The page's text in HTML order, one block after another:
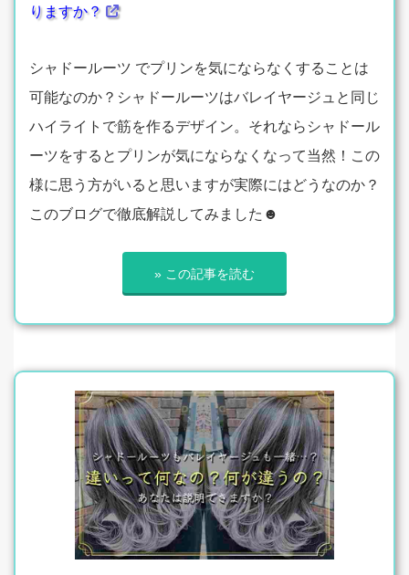
りますか？
シャドールーツ でプリンを気にならなくすることは
可能なのか？シャドールーツはバレイヤージュと同じ
ハイライトで筋を作るデザイン。それならシャドール
ーツをするとプリンが気にならなくなって当然！この
様に思う方がいると思いますが実際にはどうなのか？
このブログで徹底解説してみました☻
» この記事を読む